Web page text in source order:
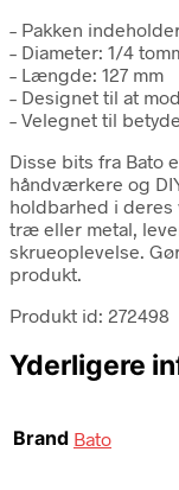
– Pakken
– Diameter: 1/4
– Længde: 127 mm
– Designet til at
– Velegnet til
Disse bits fra Bato
håndværkere og
holdbarhed i
træ eller metal,
skrueoplevelse.
produkt.
Produkt id: 272498
Yderligere
Brand Bato